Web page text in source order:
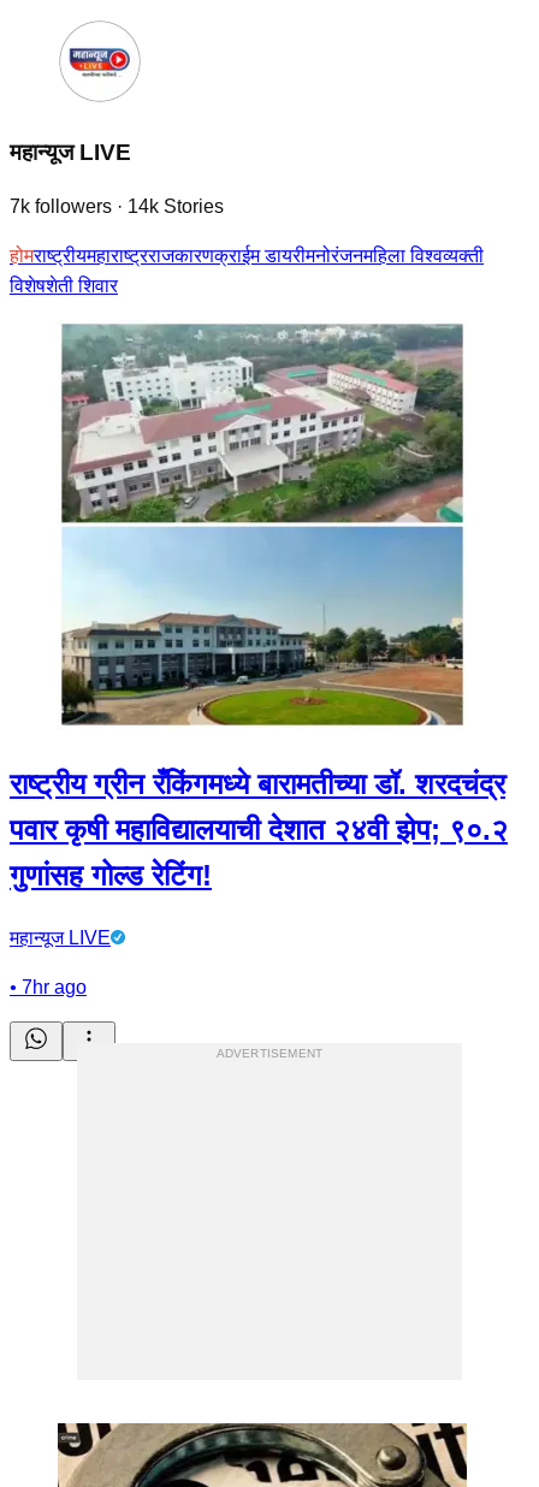
महान्यूज LIVE
7k followers · 14k Stories
होमराष्ट्रीयमहाराष्ट्रराजकारणक्राईम डायरीमनोरंजनमहिला विश्वव्यक्ती
विशेषशेती शिवार
राष्ट्रीय ग्रीन रँकिंगमध्ये बारामतीच्या डॉ. शरदचंद्र
पवार कृषी महाविद्यालयाची देशात २४वी झेप; ९०.२
गुणांसह गोल्ड रेटिंग!
महान्यूज LIVE
• 7hr ago
ADVERTISEMENT